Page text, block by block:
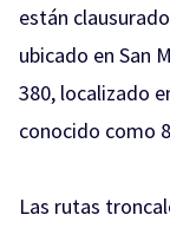
están
ubicado en San
380, localizado
conocido como
Las rutas